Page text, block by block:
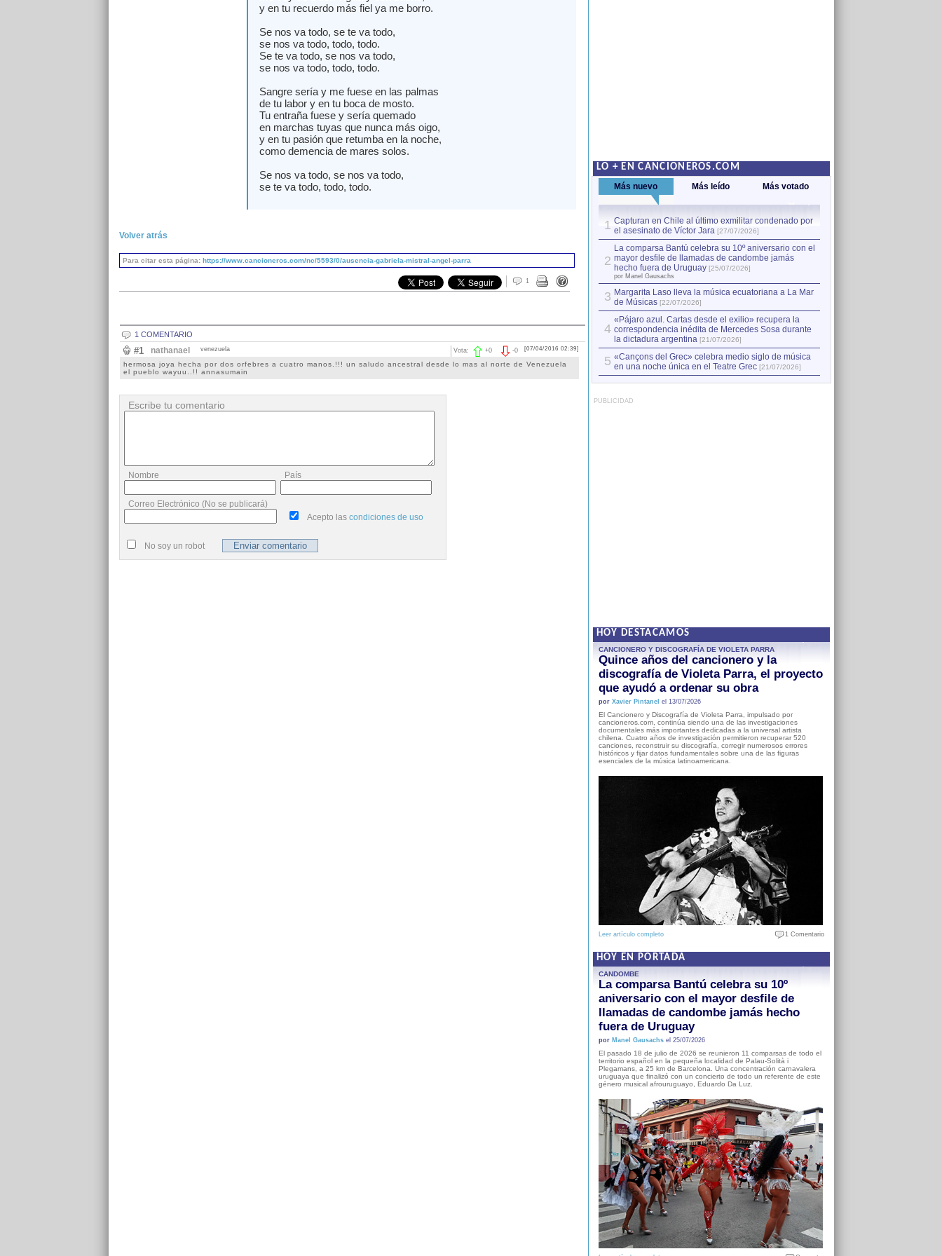
y en tu recuerdo más fiel ya me borro.
Se nos va todo, se te va todo,
se nos va todo, todo, todo.
Se te va todo, se nos va todo,
se nos va todo, todo, todo.
Sangre sería y me fuese en las palmas
de tu labor y en tu boca de mosto.
Tu entraña fuese y sería quemado
en marchas tuyas que nunca más oigo,
y en tu pasión que retumba en la noche,
como demencia de mares solos.
Se nos va todo, se nos va todo,
se te va todo, todo, todo.
Volver atrás
Para citar esta página: https://www.cancioneros.com/nc/5593/0/ausencia-gabriela-mistral-angel-parra
1
1 COMENTARIO
#1 nathanael venezuela [07/04/2016 02:39]
-0
Vota: +0
hermosa joya hecha por dos orfebres a cuatro manos.!!! un saludo ancestral desde lo mas al norte de Venezuela
el pueblo wayuu..!! annasumain
Escribe tu comentario
Nombre País
Correo Electrónico (No se publicará)
Acepto las condiciones de uso
No soy un robot
LO + EN CANCIONEROS.COM
Más nuevo Más leído Más votado
1 Capturan en Chile al último exmilitar condenado por
el asesinato de Víctor Jara [27/07/2026]
2
La comparsa Bantú celebra su 10º aniversario con el
mayor desfile de llamadas de candombe jamás
hecho fuera de Uruguay [25/07/2026]
por Manel Gausachs
3 Margarita Laso lleva la música ecuatoriana a La Mar
de Músicas [22/07/2026]
4
«Pájaro azul. Cartas desde el exilio» recupera la
correspondencia inédita de Mercedes Sosa durante
la dictadura argentina [21/07/2026]
5 «Cançons del Grec» celebra medio siglo de música
en una noche única en el Teatre Grec [21/07/2026]
PUBLICIDAD
HOY DESTACAMOS
CANCIONERO Y DISCOGRAFÍA DE VIOLETA PARRA
Quince años del cancionero y la
discografía de Violeta Parra, el proyecto
que ayudó a ordenar su obra
por Xavier Pintanel el 13/07/2026
El Cancionero y Discografía de Violeta Parra, impulsado por
cancioneros.com, continúa siendo una de las investigaciones
documentales más importantes dedicadas a la universal artista
chilena. Cuatro años de investigación permitieron recuperar 520
canciones, reconstruir su discografía, corregir numerosos errores
históricos y fijar datos fundamentales sobre una de las figuras
esenciales de la música latinoamericana.
Leer artículo completo 1 Comentario
HOY EN PORTADA
CANDOMBE
La comparsa Bantú celebra su 10º
aniversario con el mayor desfile de
llamadas de candombe jamás hecho
fuera de Uruguay
por Manel Gausachsel 25/07/2026
El pasado 18 de julio de 2026 se reunieron 11 comparsas de todo el
territorio español en la pequeña localidad de Palau-Solità i
Plegamans, a 25 km de Barcelona. Una concentración carnavalera
uruguaya que finalizó con un concierto de todo un referente de este
género musical afrouruguayo, Eduardo Da Luz.